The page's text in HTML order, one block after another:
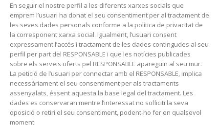
En seguir el nostre perfil a les diferents xarxes socials que
emprem l’usuari ha donat el seu consentiment per al tractament de
les seves dades personals conforme a la política de privacitat de
la corresponent xarxa social. Igualment, l’usuari consent
expressament l’accés i tractament de les dades contingudes al seu
perfil per part del RESPONSABLE i que les notícies publicades
sobre els serveis oferts pel RESPONSABLE apareguin al seu mur.
La petició de l’usuari per connectar amb el RESPONSABLE, implica
necessàriament el seu consentiment per als tractaments
assenyalats, éssent aquesta la base legal del tractament. Les
dades es conservaran mentre l’interessat no sol·liciti la seva
oposició o retiri el seu consentiment, podent-ho fer en qualsevol
moment.